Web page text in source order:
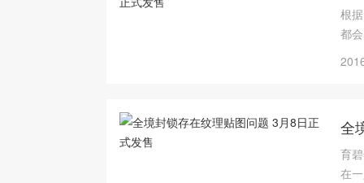
根
都
全
育
在